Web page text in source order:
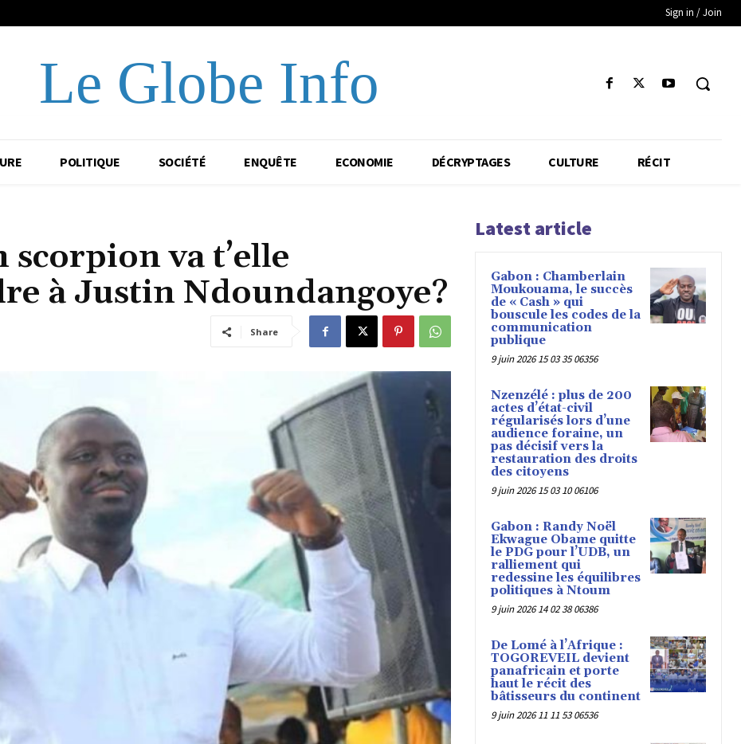
Sign in / Join
Le Globe Info
POLITIQUE SOCIÉTÉ ENQUÊTE ECONOMIE DÉCRYPTAGES CULTURE RÉCIT
va t’elle
à Justin Ndoundangoye?
Share
Latest article
Gabon : Chamberlain
Moukouama, le succès
de « Cash » qui
bouscule les codes de la
communication
publique
9 juin 2026 15 03 35 06356
Nzenzélé : plus de 200
actes d’état-civil
régularisés lors d’une
audience foraine, un
pas décisif vers la
restauration des droits
des citoyens
9 juin 2026 15 03 10 06106
Gabon : Randy Noël
Ekwague Obame quitte
le PDG pour l’UDB, un
ralliement qui
redessine les équilibres
politiques à Ntoum
9 juin 2026 14 02 38 06386
De Lomé à l’Afrique :
TOGOREVEIL devient
panafricain et porte
haut le récit des
bâtisseurs du continent
9 juin 2026 11 11 53 06536